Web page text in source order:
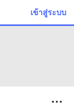
เข้าสู่ระบบ